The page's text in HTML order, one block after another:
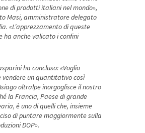
di prodotti italiani nel mondo»,
Masi, amministratore delegato
«L’apprezzamento di queste
ha anche valicato i confini
ha concluso: «Voglio
vendere un quantitativo così
oltralpe inorgoglisce il nostro
la Francia, Paese di grande
è uno di quelli che, insieme
di puntare maggiormente sulla
DOP».